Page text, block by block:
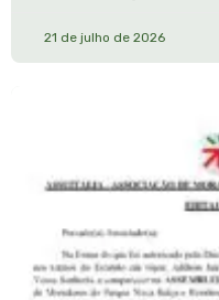
21 de julho de 2026